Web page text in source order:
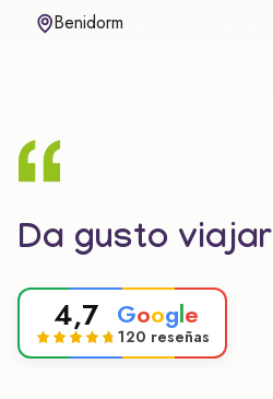
Benidorm
Da gusto viajar
4,7 Google
120 reseñas